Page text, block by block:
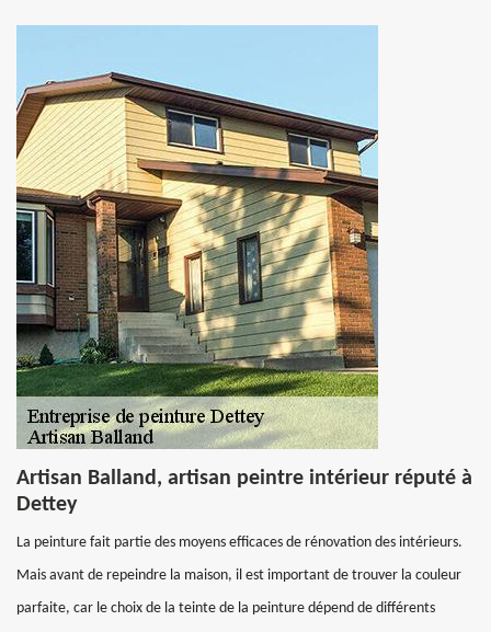
Artisan Balland, artisan peintre intérieur réputé à
Dettey
La peinture fait partie des moyens efficaces de rénovation des intérieurs.
Mais avant de repeindre la maison, il est important de trouver la couleur
parfaite, car le choix de la teinte de la peinture dépend de différents